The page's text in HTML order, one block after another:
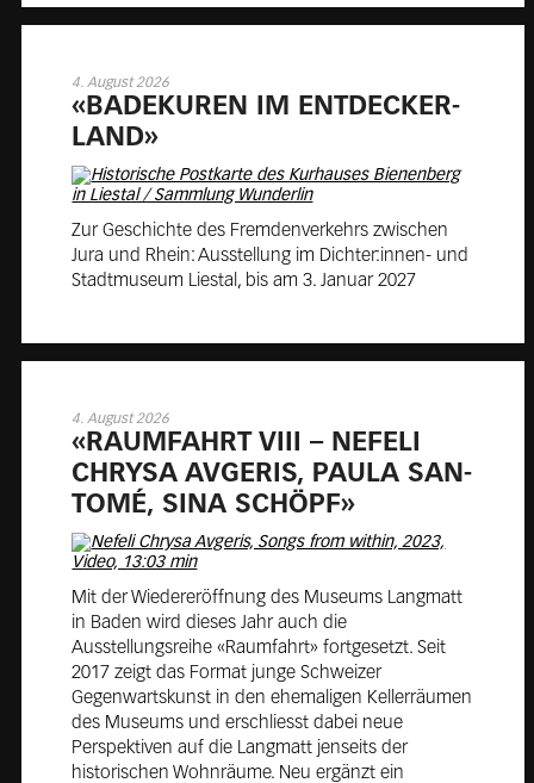
4. August 2026
«BA­DE­KU­REN IM ENT­DE­CKER­
LAND»
Zur Geschichte des Fremdenverkehrs zwischen
Jura und Rhein: Ausstellung im Dichter:innen- und
Stadtmuseum Liestal, bis am 3. Januar 2027
4. August 2026
«RAUM­FAHRT VIII – NE­FE­LI
CHRY­SA AV­GE­RIS, PAULA SAN­
TO­MÉ, SINA SCHÖPF»
Mit der Wiedereröffnung des Museums Langmatt
in Baden wird dieses Jahr auch die
Ausstellungsreihe «Raumfahrt» fortgesetzt. Seit
2017 zeigt das Format junge Schweizer
Gegenwartskunst in den ehemaligen Kellerräumen
des Museums und erschliesst dabei neue
Perspektiven auf die Langmatt jenseits der
historischen Wohnräume. Neu ergänzt ein